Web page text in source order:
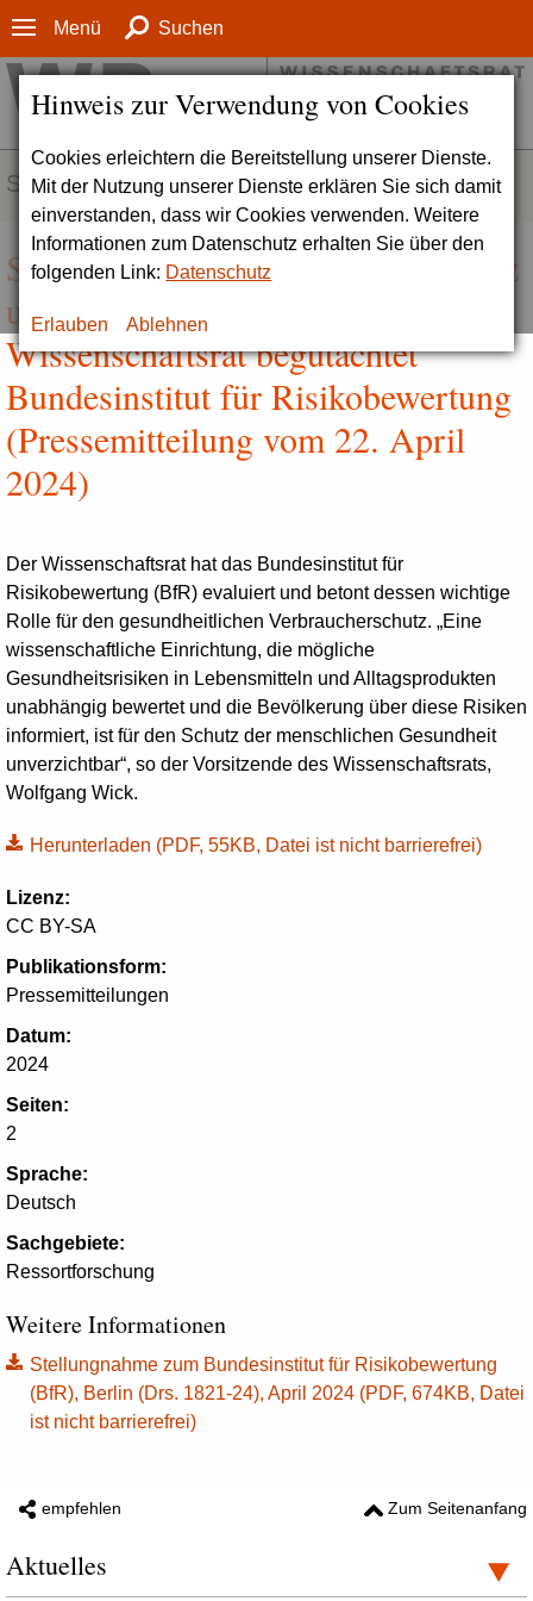
Hinweis zur Verwendung von Cookies
Cookies erleichtern die Bereitstellung unserer Dienste.
Mit der Nutzung unserer Dienste erklären Sie sich damit
einverstanden, dass wir Cookies verwenden. Weitere
Informationen zum Datenschutz erhalten Sie über den
folgenden Link: Datenschutz
Erlauben Ablehnen
Menü Suchen
SERVICE
Sehr gute Forschung für den Schutz
unserer Gesundheit |
Wissenschaftsrat begutachtet
Bundesinstitut für Risikobewertung
(Pressemitteilung vom 22. April
2024)
Der Wissenschaftsrat hat das Bundesinstitut für
Risikobewertung (BfR) evaluiert und betont dessen wichtige
Rolle für den gesundheitlichen Verbraucherschutz. „Eine
wissenschaftliche Einrichtung, die mögliche
Gesundheitsrisiken in Lebensmitteln und Alltagsprodukten
unabhängig bewertet und die Bevölkerung über diese Risiken
informiert, ist für den Schutz der menschlichen Gesundheit
unverzichtbar“, so der Vorsitzende des Wissenschaftsrats,
Wolfgang Wick.
Herunterladen (PDF, 55KB, Datei ist nicht barrierefrei)
Lizenz:
CC BY-SA
Publikationsform:
Pressemitteilungen
Datum:
2024
Seiten:
2
Sprache:
Deutsch
Sachgebiete:
Ressortforschung
Weitere Informationen
Stellungnahme zum Bundesinstitut für Risikobewertung
(BfR), Berlin (Drs. 1821-24), April 2024 (PDF, 674KB, Datei
ist nicht barrierefrei)
empfehlen Zum Seitenanfang
Aktuelles